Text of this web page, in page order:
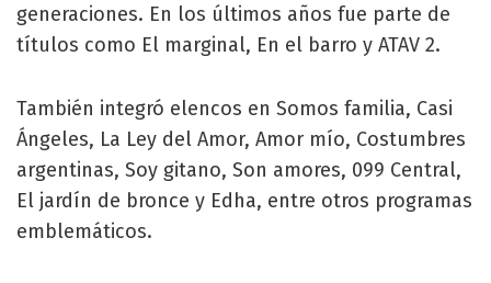
generaciones. En los últimos años fue parte de
títulos como El marginal, En el barro y ATAV 2.
También integró elencos en Somos familia, Casi
Ángeles, La Ley del Amor, Amor mío, Costumbres
argentinas, Soy gitano, Son amores, 099 Central,
El jardín de bronce y Edha, entre otros programas
emblemáticos.